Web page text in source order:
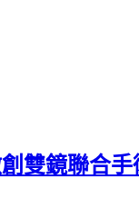
雙鏡聯合手